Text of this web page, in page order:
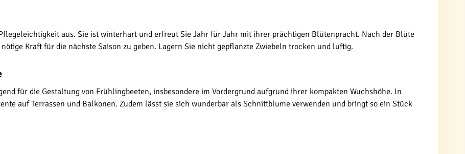
aus. Sie ist winterhart und erfreut Sie Jahr für Jahr mit ihrer prächtigen Blütenpracht. Nach der Blüte
Kraft für die nächste Saison zu geben. Lagern Sie nicht gepflanzte Zwiebeln trocken und luftig.
für die Gestaltung von Frühlingbeeten, insbesondere im Vordergrund aufgrund ihrer kompakten Wuchshöhe. In
auf Terrassen und Balkonen. Zudem lässt sie sich wunderbar als Schnittblume verwenden und bringt so ein Stück